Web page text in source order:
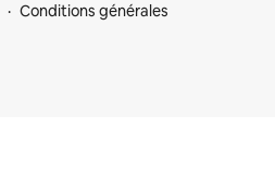
Conditions générales